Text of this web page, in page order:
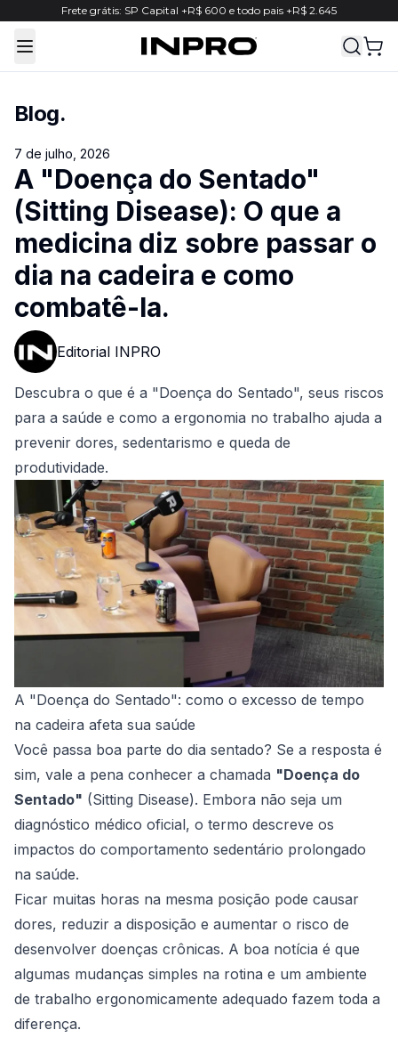
Frete grátis: SP Capital +R$ 600 e todo pais +R$ 2.645
Toggle Menu
Blog.
7 de julho, 2026
A "Doença do Sentado"
(Sitting Disease): O que a
medicina diz sobre passar o
dia na cadeira e como
combatê-la.
Editorial INPRO
Descubra o que é a "Doença do Sentado", seus riscos
para a saúde e como a ergonomia no trabalho ajuda a
prevenir dores, sedentarismo e queda de
produtividade.
A "Doença do Sentado": como o excesso de tempo
na cadeira afeta sua saúde
Você passa boa parte do dia sentado? Se a resposta é
sim, vale a pena conhecer a chamada "Doença do
Sentado" (Sitting Disease). Embora não seja um
diagnóstico médico oficial, o termo descreve os
impactos do comportamento sedentário prolongado
na saúde.
Ficar muitas horas na mesma posição pode causar
dores, reduzir a disposição e aumentar o risco de
desenvolver doenças crônicas. A boa notícia é que
algumas mudanças simples na rotina e um ambiente
de trabalho ergonomicamente adequado fazem toda a
diferença.